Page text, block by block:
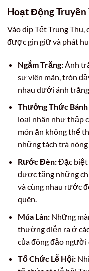
Hoạt Động Truyền
Vào dịp Tết Trung
được gìn giữ và phát
Ngắm Trăng:Ánh
sự viên mãn, tròn
nhau dưới ánh
Thưởng Thức Bánh
loại nhân như thập
món ăn không thể
những tách trà
Rước Đèn:Đặc biệt
được tặng những
và cùng nhau rước
quên.
Múa Lân:Những
thường diễn ra ở
của đông đảo người
Tổ Chức Lễ Hội: